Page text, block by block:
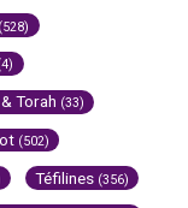
(528)
Torah (33)
(502)
Téfilines (356)